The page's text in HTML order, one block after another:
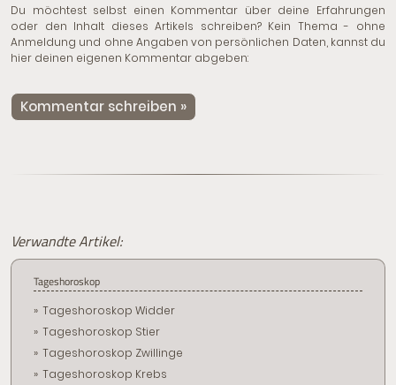
Du möchtest selbst einen Kommentar über deine Erfahrungen
oder den Inhalt dieses Artikels schreiben? Kein Thema - ohne
Anmeldung und ohne Angaben von persönlichen Daten, kannst du
hier deinen eigenen Kommentar abgeben:
Kommentar schreiben »
Verwandte Artikel:
Tageshoroskop
Tageshoroskop Widder
Tageshoroskop Stier
Tageshoroskop Zwillinge
Tageshoroskop Krebs